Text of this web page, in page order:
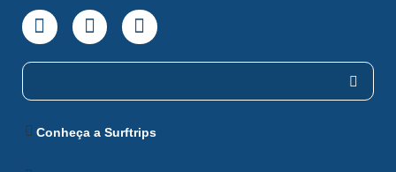
Conheça a Surftrips